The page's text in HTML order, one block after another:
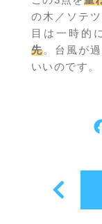
の木／ソテ
目は一時的
先。台風が
いいのです。